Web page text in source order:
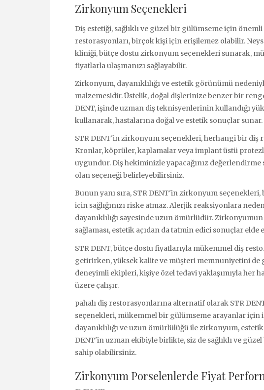
Zirkonyum Seçenekleri
Diş estetiği, sağlıklı ve güzel bir gülümseme için
restorasyonları, birçok kişi için erişilemez olabilir.
kliniği, bütçe dostu zirkonyum seçenekleri sunarak,
fiyatlarla ulaşmanızı sağlayabilir.
Zirkonyum, dayanıklılığı ve estetik görünümü
malzemesidir. Üstelik, doğal dişlerinize benzer bir
DENT, işinde uzman diş teknisyenlerinin kullandığı
kullanarak, hastalarına doğal ve estetik sonuçlar sunar.
STR DENT'in zirkonyum seçenekleri, herhangi bir diş
Kronlar, köprüler, kaplamalar veya implant üstü
uygundur. Diş hekiminizle yapacağınız değerlendirme
olan seçeneği belirleyebilirsiniz.
Bunun yanı sıra, STR DENT'in zirkonyum
için sağlığınızı riske atmaz. Alerjik reaksiyonlara
dayanıklılığı sayesinde uzun ömürlüdür.
sağlaması, estetik açıdan da tatmin edici sonuçlar elde
STR DENT, bütçe dostu fiyatlarıyla mükemmel diş
getirirken, yüksek kalite ve müşteri memnuniyetini de
deneyimli ekipleri, kişiye özel tedavi yaklaşımıyla her
üzere çalışır.
pahalı diş restorasyonlarına alternatif olarak STR
seçenekleri, mükemmel bir gülümseme arayanlar için
dayanıklılığı ve uzun ömürlülüğü ile zirkonyum,
DENT'in uzman ekibiyle birlikte, siz de sağlıklı ve
sahip olabilirsiniz.
Zirkonyum Porselenlerde Fiyat